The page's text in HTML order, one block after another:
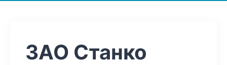
ЗАО Станко